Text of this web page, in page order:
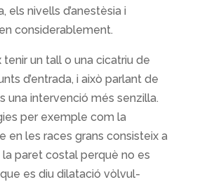
els nivells d’anestèsia i
considerablement.
un tall o una cicatriu de
d’entrada, i això parlant de
una intervenció més senzilla.
per exemple com la
en les races grans consisteix a
la paret costal perquè no es
es diu dilatació vòlvul-